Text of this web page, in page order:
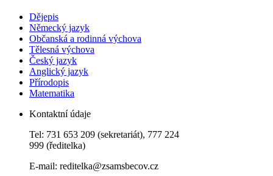
Dějepis
Německý jazyk
Občanská a rodinná výchova
Tělesná výchova
Český jazyk
Anglický jazyk
Přírodopis
Matematika
Kontaktní údaje
Tel: 731 653 209 (sekretariát), 777 224
999 (ředitelka)
E-mail: reditelka@zsamsbecov.cz